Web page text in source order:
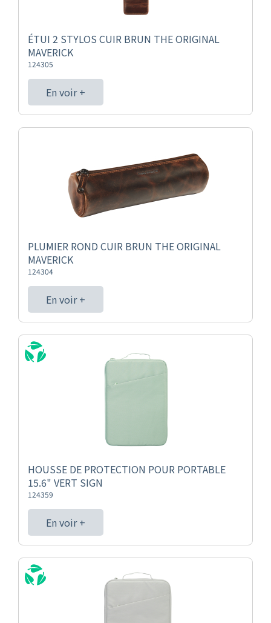
ÉTUI 2 STYLOS CUIR BRUN THE ORIGINAL
MAVERICK
124305
En voir +
PLUMIER ROND CUIR BRUN THE ORIGINAL
MAVERICK
124304
En voir +
HOUSSE DE PROTECTION POUR PORTABLE
15.6" VERT SIGN
124359
En voir +